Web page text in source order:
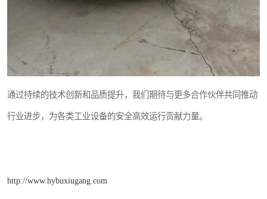
通过持续的技术创新和品质提升，我们期待与更多合作伙伴共同推动
行业进步，为各类工业设备的安全高效运行贡献力量。
http://www.hybuxiugang.com